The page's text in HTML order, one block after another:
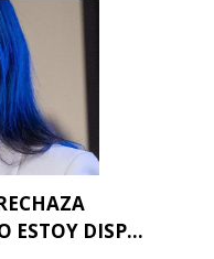
ESTOY DISP...